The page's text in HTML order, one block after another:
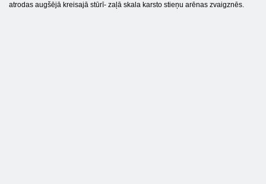
atrodas augšējā kreisajā stūrī- zaļā skala karsto stieņu arēnas zvaigznēs.